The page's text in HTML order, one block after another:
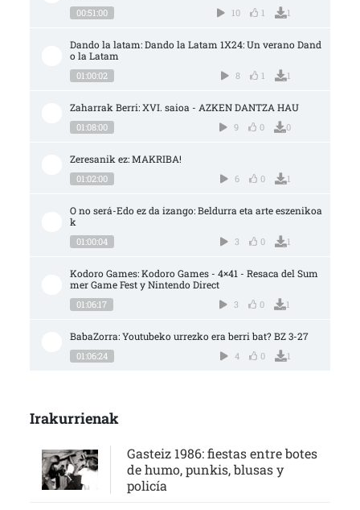
00:51:00 10 1 1
Dando la latam: Dando la Latam 1X24: Un verano Dand
o la Latam
01:00:02 8 1 1
Zaharrak Berri: XVI. saioa - AZKEN DANTZA HAU
01:08:00 9 0 0
Zeresanik ez: MAKRIBA!
01:02:00 6 0 1
O no será-Edo ez da izango: Beldurra eta arte eszenikoa
k
01:00:04 3 0 1
Kodoro Games: Kodoro Games - 4×41 - Resaca del Sum
mer Game Fest y Nintendo Direct
01:06:17 3 0 1
BabaZorra: Youtubeko urrezko era berri bat? BZ 3-27
01:06:24 4 0 1
Irakurrienak
Gasteiz 1986: fiestas entre botes
de humo, punkis, blusas y
policía